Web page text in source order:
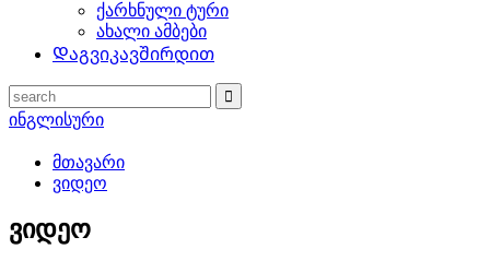
ქარხნული ტური
ახალი ამბები
Დაგვიკავშირდით
ინგლისური
მთავარი
ვიდეო
ვიდეო